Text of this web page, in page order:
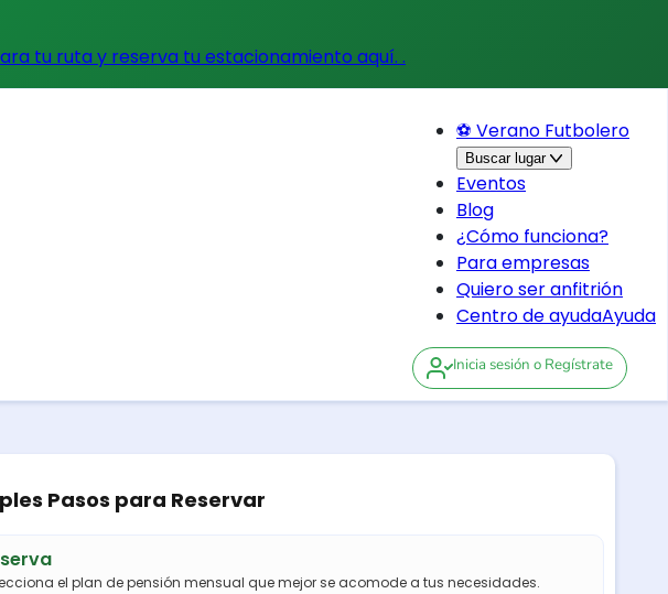
tu ruta y reserva tu estacionamiento aquí. .
⚽ Verano Futbolero
Buscar lugar
Eventos
Blog
¿Cómo funciona?
Para empresas
Quiero ser anfitrión
Centro de ayudaAyuda
Inicia sesión o Regístrate
Pasos para Reservar
el plan de pensión mensual que mejor se acomode a tus necesidades.